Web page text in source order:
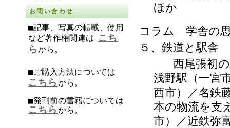
お問い合わせ
■記事、写真の転載、使用
など著作権関連は こち
らから。
■ご購入方法については
こちら から。
■発刊前の書籍については
こちら から。
ほか
コラム 学舎の
５、鉄道と駅舎
西尾張初の駅
浅野駅（一宮
西市）／名鉄
本の物流を支
市）／近鉄弥